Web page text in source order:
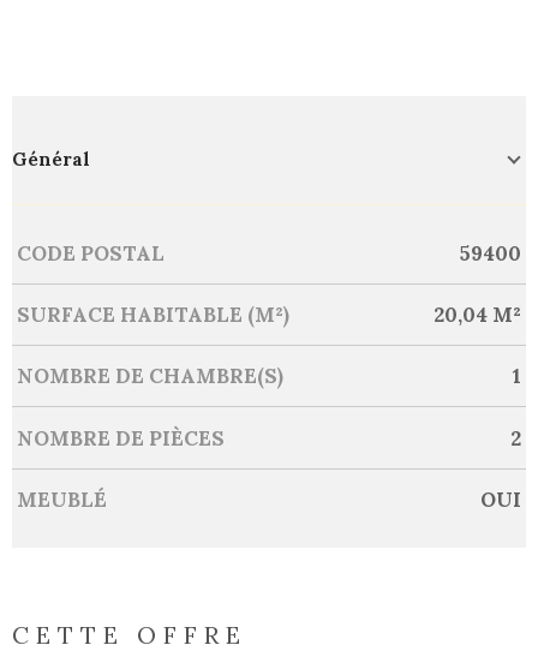
Général
Caractérisque Valeurs
CODE POSTAL 59400
SURFACE HABITABLE (M²) 20,04 M²
NOMBRE DE CHAMBRE(S) 1
NOMBRE DE PIÈCES 2
MEUBLÉ OUI
CETTE OFFRE